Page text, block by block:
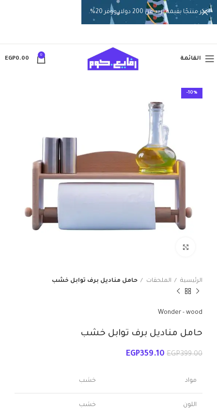
القائمة
0
EGP0.00
-10%
الرئيسية الملحقات حامل مناديل برف توابل خشب
Wonder - wood
حامل مناديل برف توابل خشب
EGP399.00
EGP359.10
مواد خشب
اللون خشب
اختر منتجًا بقيمة تزيد عن 200 دولار ووفر 20%.